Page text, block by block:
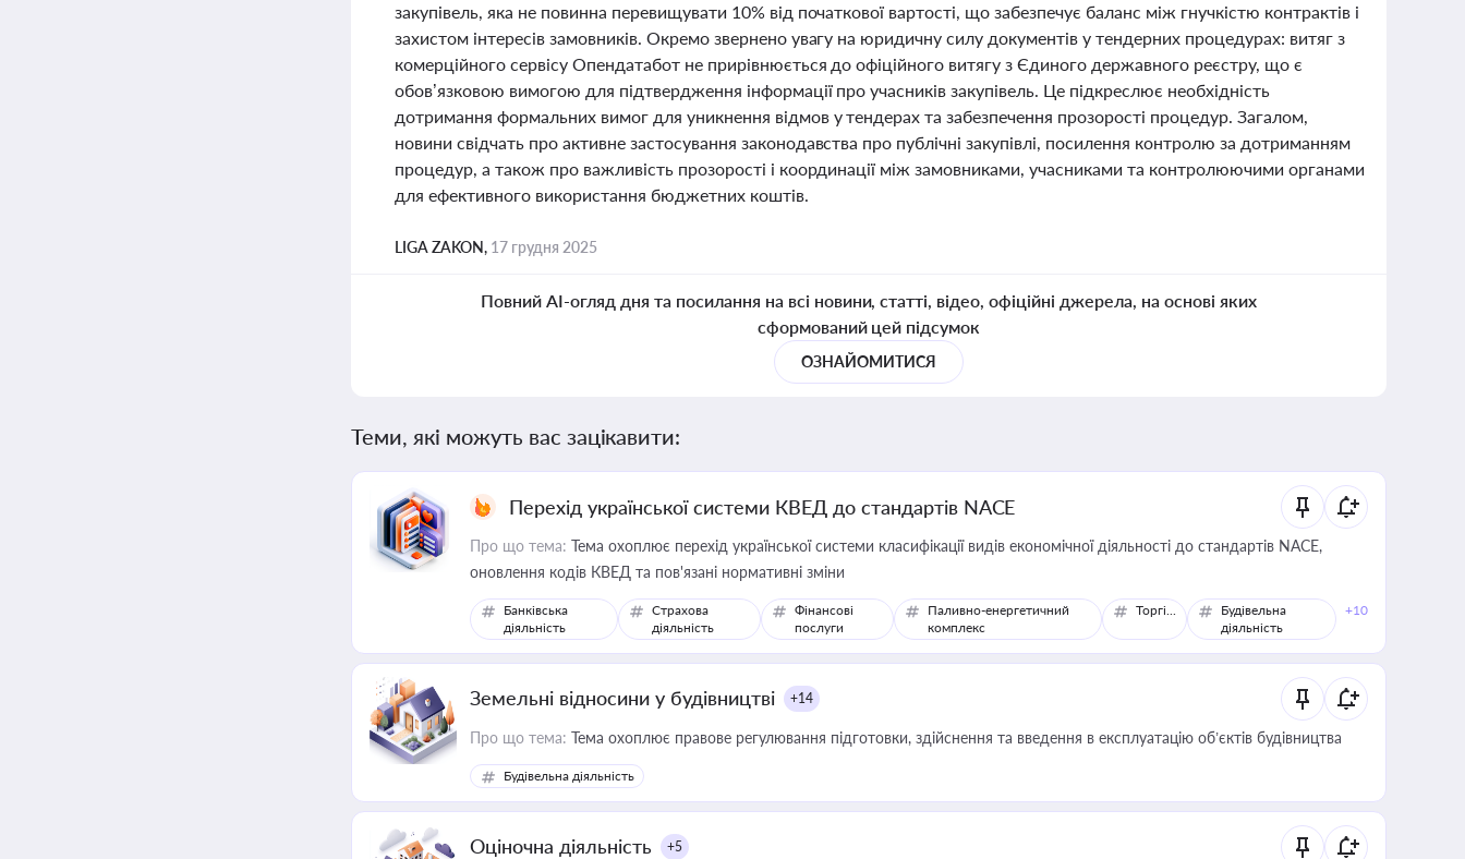
закупівель, яка не повинна перевищувати 10% від початкової вартості, що забезпечує баланс між гнучкістю контрактів і
захистом інтересів замовників. Окремо звернено увагу на юридичну силу документів у тендерних процедурах: витяг з
комерційного сервісу Опендатабот не прирівнюється до офіційного витягу з Єдиного державного реєстру, що є
обов’язковою вимогою для підтвердження інформації про учасників закупівель. Це підкреслює необхідність
дотримання формальних вимог для уникнення відмов у тендерах та забезпечення прозорості процедур. Загалом,
новини свідчать про активне застосування законодавства про публічні закупівлі, посилення контролю за дотриманням
процедур, а також про важливість прозорості і координації між замовниками, учасниками та контролюючими органами
для ефективного використання бюджетних коштів.
LIGA ZAKON, 17 грудня 2025
Повний AI-огляд дня та посилання на всі новини, статті, відео, офіційні джерела, на основі яких
сформований цей підсумок
ОЗНАЙОМИТИСЯ
Теми, які можуть вас зацікавити:
Перехід української системи КВЕД до стандартів NACE
Про що тема: Тема охоплює перехід української системи класифікації видів економічної діяльності до стандартів NACE,
оновлення кодів КВЕД та пов'язані нормативні зміни
Банківська
діяльність
Страхова
діяльність
Фінансові
послуги
Паливно-енергетичний
комплекс
Торгівля
Будівельна
діяльність
+10
Земельні відносини у будівництві +14
Про що тема: Тема охоплює правове регулювання підготовки, здійснення та введення в експлуатацію об’єктів будівництва
Будівельна діяльність
Оціночна діяльність +5